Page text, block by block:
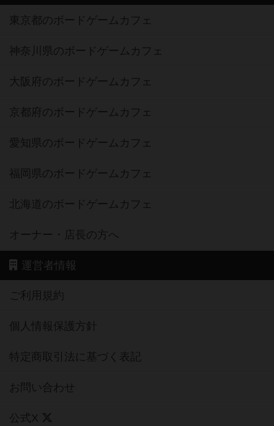
東京都のボードゲームカフェ
神奈川県のボードゲームカフェ
大阪府のボードゲームカフェ
京都府のボードゲームカフェ
愛知県のボードゲームカフェ
福岡県のボードゲームカフェ
北海道のボードゲームカフェ
オーナー・店長の方へ
運営者情報
ご利用規約
個人情報保護方針
特定商取引法に基づく表記
お問い合わせ
公式X